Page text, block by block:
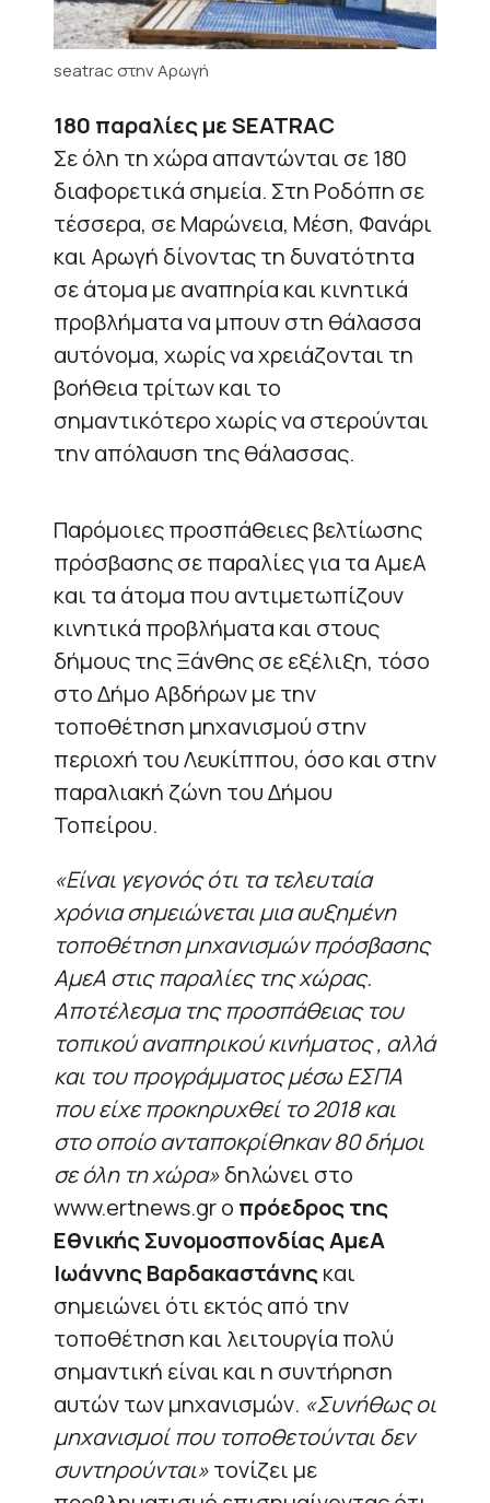
seatrac στην Αρωγή
180 παραλίες με SEATRAC
Σε όλη τη χώρα απαντώνται σε 180
διαφορετικά σημεία. Στη Ροδόπη σε
τέσσερα, σε Μαρώνεια, Μέση, Φανάρι
και Αρωγή δίνοντας τη δυνατότητα
σε άτομα με αναπηρία και κινητικά
προβλήματα να μπουν στη θάλασσα
αυτόνομα, χωρίς να χρειάζονται τη
βοήθεια τρίτων και το
σημαντικότερο χωρίς να στερούνται
την απόλαυση της θάλασσας.
Παρόμοιες προσπάθειες βελτίωσης
πρόσβασης σε παραλίες για τα ΑμεΑ
και τα άτομα που αντιμετωπίζουν
κινητικά προβλήματα και στους
δήμους της Ξάνθης σε εξέλιξη, τόσο
στο Δήμο Αβδήρων με την
τοποθέτηση μηχανισμού στην
περιοχή του Λευκίππου, όσο και στην
παραλιακή ζώνη του Δήμου
Τοπείρου.
«Είναι γεγονός ότι τα τελευταία
χρόνια σημειώνεται μια αυξημένη
τοποθέτηση μηχανισμών πρόσβασης
ΑμεΑ στις παραλίες της χώρας.
Αποτέλεσμα της προσπάθειας του
τοπικού αναπηρικού κινήματος , αλλά
και του προγράμματος μέσω ΕΣΠΑ
που είχε προκηρυχθεί το 2018 και
στο οποίο ανταποκρίθηκαν 80 δήμοι
σε όλη τη χώρα»δηλώνει στο
www.ertnews.gr ο πρόεδρος της
Εθνικής Συνομοσπονδίας ΑμεΑ
Ιωάννης Βαρδακαστάνηςκαι
σημειώνει ότι εκτός από την
τοποθέτηση και λειτουργία πολύ
σημαντική είναι και η συντήρηση
αυτών των μηχανισμών. «Συνήθως οι
μηχανισμοί που τοποθετούνται δεν
συντηρούνται»τονίζει με